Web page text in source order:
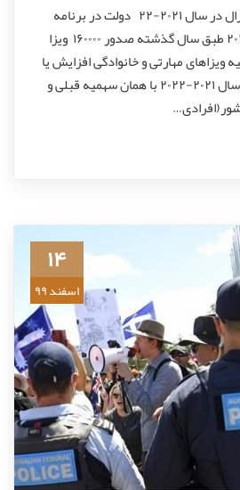
خلاصه بودجه دولت فدرال در سال ۲۰۲۱-۲۲ دولت در برنامه
ریزی مهاجرت ۲۰۲۱ تا ۲۰۲۲ طبق سال گذشته صدور ۱۶۰۰۰۰ ویزا
مهارتی و خانوادگی افزایش یا
کاهش نداشتند و برای سال ۲۰۲۱-۲۰۲۲ با همان سهمیه قبلی و
۱۴
اسفند ۹۹